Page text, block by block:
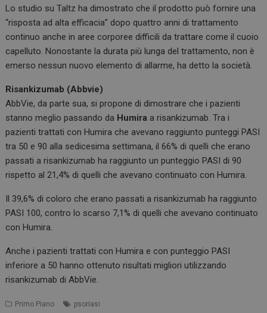
Lo studio su Taltz ha dimostrato che il prodotto può fornire una
“risposta ad alta efficacia” dopo quattro anni di trattamento
continuo anche in aree corporee difficili da trattare come il cuoio
capelluto. Nonostante la durata più lunga del trattamento, non è
emerso nessun nuovo elemento di allarme, ha detto la società.
Risankizumab (Abbvie)
AbbVie, da parte sua, si propone di dimostrare che i pazienti
stanno meglio passando da Humira a risankizumab. Tra i
pazienti trattati con Humira che avevano raggiunto punteggi PASI
tra 50 e 90 alla sedicesima settimana, il 66% di quelli che erano
passati a risankizumab ha raggiunto un punteggio PASI di 90
rispetto al 21,4% di quelli che avevano continuato con Humira.
Il 39,6% di coloro che erano passati a risankizumab ha raggiunto
PASI 100, contro lo scarso 7,1% di quelli che avevano continuato
con Humira.
Anche i pazienti trattati con Humira e con punteggio PASI
inferiore a 50 hanno ottenuto risultati migliori utilizzando
risankizumab di AbbVie.
Primo Piano psoriasi